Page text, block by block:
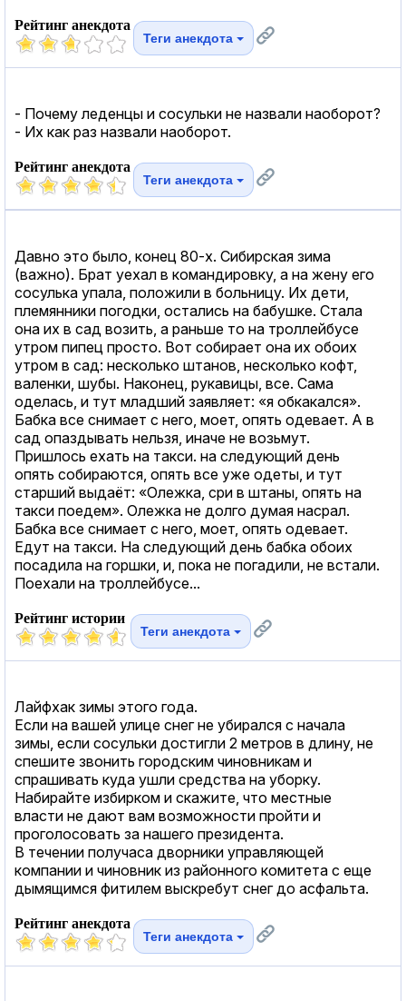
Рейтинг анекдота
Теги анекдота
- Почему леденцы и сосульки не назвали наоборот?
- Их как раз назвали наоборот.
Рейтинг анекдота
Теги анекдота
Давно это было, конец 80-х. Сибирская зима
(важно). Брат уехал в командировку, а на жену его
сосулька упала, положили в больницу. Их дети,
племянники погодки, остались на бабушке. Стала
она их в сад возить, а раньше то на троллейбусе
утром пипец просто. Вот собирает она их обоих
утром в сад: несколько штанов, несколько кофт,
валенки, шубы. Наконец, рукавицы, все. Сама
оделась, и тут младший заявляет: «я обкакался».
Бабка все снимает с него, моет, опять одевает. А в
сад опаздывать нельзя, иначе не возьмут.
Пришлось ехать на такси. на следующий день
опять собираются, опять все уже одеты, и тут
старший выдаёт: «Олежка, сри в штаны, опять на
такси поедем». Олежка не долго думая насрал.
Бабка все снимает с него, моет, опять одевает.
Едут на такси. На следующий день бабка обоих
посадила на горшки, и, пока не погадили, не встали.
Поехали на троллейбусе...
Рейтинг истории
Теги анекдота
Лайфхак зимы этого года.
Если на вашей улице снег не убирался с начала
зимы, если сосульки достигли 2 метров в длину, не
спешите звонить городским чиновникам и
спрашивать куда ушли средства на уборку.
Набирайте избирком и скажите, что местные
власти не дают вам возможности пройти и
проголосовать за нашего президента.
В течении получаса дворники управляющей
компании и чиновник из районного комитета с еще
дымящимся фитилем выскребут снег до асфальта.
Рейтинг анекдота
Теги анекдота